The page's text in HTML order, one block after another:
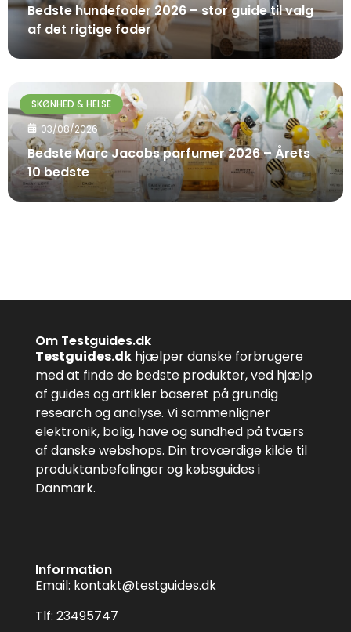
Bedste hundefoder 2026 – stor guide til valg
af det rigtige foder
SKØNHED & HELSE
03/08/2026
Bedste Marc Jacobs parfumer 2026 – Årets
10 bedste
Om Testguides.dk
Testguides.dk hjælper danske forbrugere
med at finde de bedste produkter, ved hjælp
af guides og artikler baseret på grundig
research og analyse. Vi sammenligner
elektronik, bolig, have og sundhed på tværs
af danske webshops. Din troværdige kilde til
produktanbefalinger og købsguides i
Danmark.
Information
Email: kontakt@testguides.dk
Tlf: 23495747